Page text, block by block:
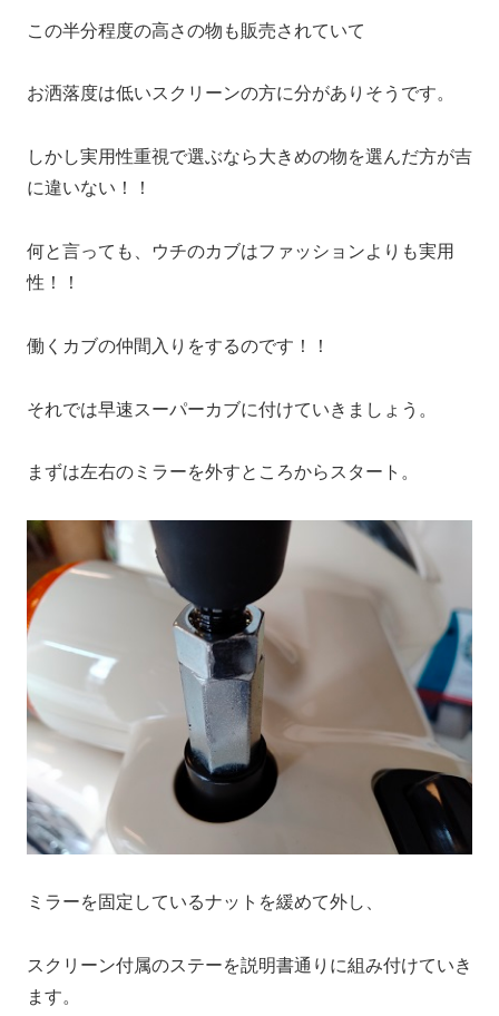
この半分程度の高さの物も販売されていて
お洒落度は低いスクリーンの方に分がありそうです。
しかし実用性重視で選ぶなら大きめの物を選んだ方が吉
に違いない！！
何と言っても、ウチのカブはファッションよりも実用
性！！
働くカブの仲間入りをするのです！！
それでは早速スーパーカブに付けていきましょう。
まずは左右のミラーを外すところからスタート。
ミラーを固定しているナットを緩めて外し、
スクリーン付属のステーを説明書通りに組み付けていき
ます。